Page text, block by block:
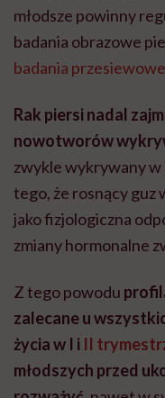
młodsze powinny
badania obrazowe
badania przesiewowe
Rak piersi nadal
nowotworów
zwykle wykrywany w
tego, że rosnący
jako fizjologiczna
zmiany hormonalne
Z tego powodu
zalecane u
życia w I i II
młodszych przed